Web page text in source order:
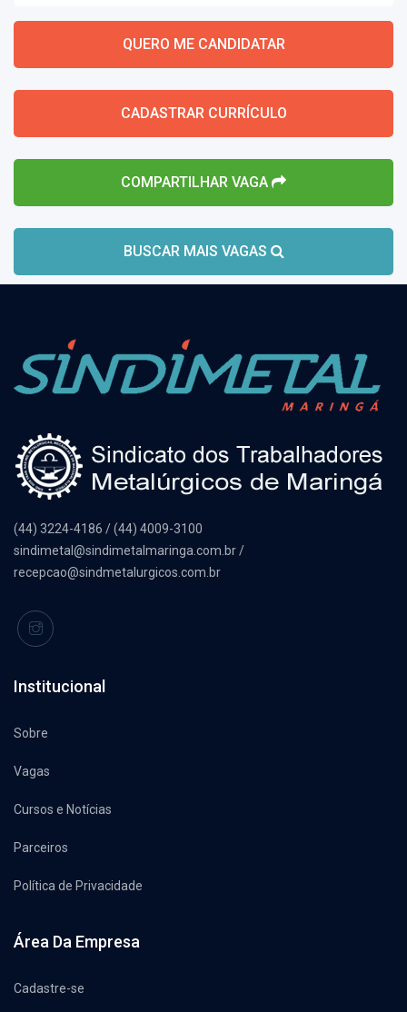
QUERO ME CANDIDATAR
CADASTRAR CURRÍCULO
COMPARTILHAR VAGA
BUSCAR MAIS VAGAS
(44) 3224-4186 / (44) 4009-3100
sindimetal@sindimetalmaringa.com.br /
recepcao@sindmetalurgicos.com.br
Institucional
Sobre
Vagas
Cursos e Notícias
Parceiros
Política de Privacidade
Área Da Empresa
Cadastre-se